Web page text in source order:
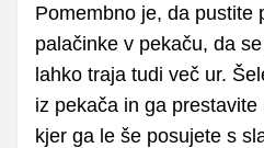
Pomembno je, da pustite
palačinke v pekaču, da
lahko traja tudi več ur.
iz pekača in ga
kjer ga le še posujete s